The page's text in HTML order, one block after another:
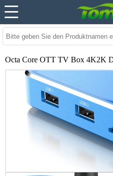
Octa Core OTT TV Box 4K2K